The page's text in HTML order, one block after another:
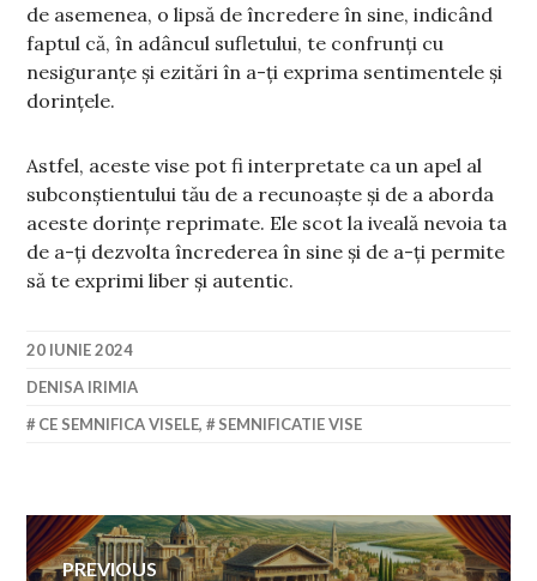
de asemenea, o lipsă de încredere în sine, indicând
faptul că, în adâncul sufletului, te confrunți cu
nesiguranțe și ezitări în a-ți exprima sentimentele și
dorințele.
Astfel, aceste vise pot fi interpretate ca un apel al
subconștientului tău de a recunoaște și de a aborda
aceste dorințe reprimate. Ele scot la iveală nevoia ta
de a-ți dezvolta încrederea în sine și de a-ți permite
să te exprimi liber și autentic.
20 IUNIE 2024
DENISA IRIMIA
CE SEMNIFICA VISELE, SEMNIFICATIE VISE
Navigare
PREVIOUS